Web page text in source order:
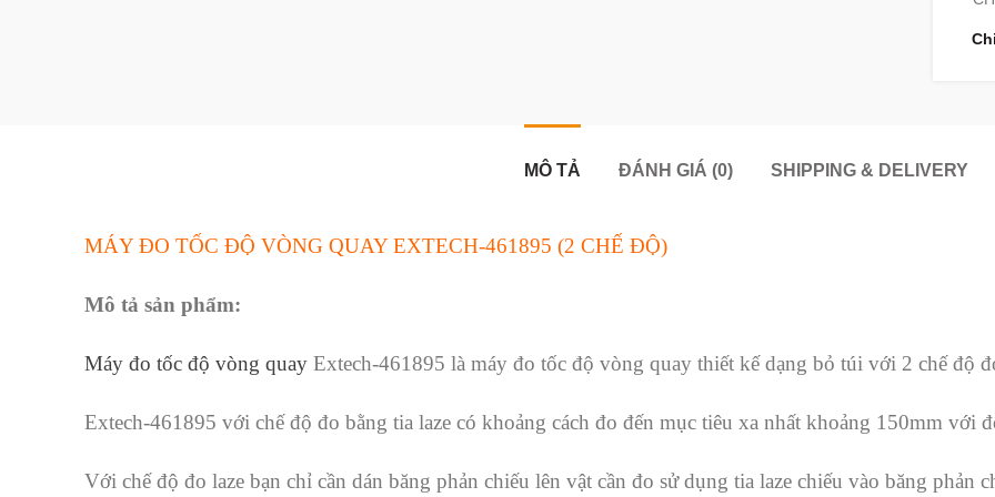
MÔ TẢ ĐÁNH GIÁ (0) SHIPPING & DELIVERY
MÁY ĐO TỐC ĐỘ VÒNG QUAY EXTECH-461895 (2 CHẾ ĐỘ)
Mô tả sản phẩm:
Máy đo tốc độ vòng quay Extech-461895 là máy đo tốc độ vòng quay thiết kế dạng bỏ túi với 2 chế độ
Extech-461895 với chế độ đo bằng tia laze có khoảng cách đo đến mục tiêu xa nhất khoảng 150mm với
Với chế độ đo laze bạn chỉ cần dán băng phản chiếu lên vật cần đo sử dụng tia laze chiếu vào băng phản